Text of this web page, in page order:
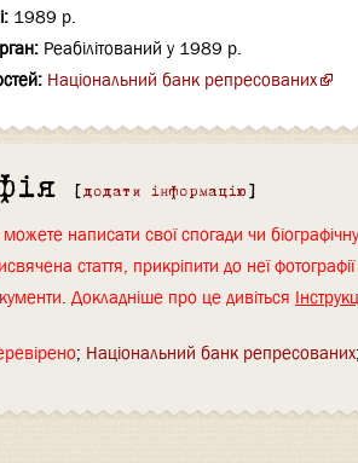
1989 р.
Реабілітований у 1989 р.
Національний банк репресованих
[ додати інформацію ]
написати свої спогади чи
стаття, прикріпити до неї
Докладніше про це дивіться
Національний банк репресованих